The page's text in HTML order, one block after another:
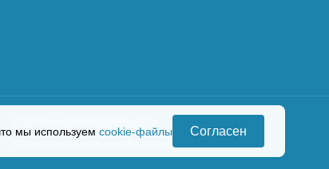
Согласие на сбор и обработку персональных данных
мы используем cookie-файлы Согласен